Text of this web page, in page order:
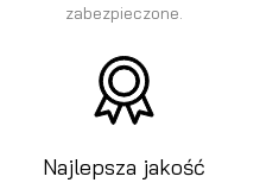
zabezpieczone.
Najlepsza jakość